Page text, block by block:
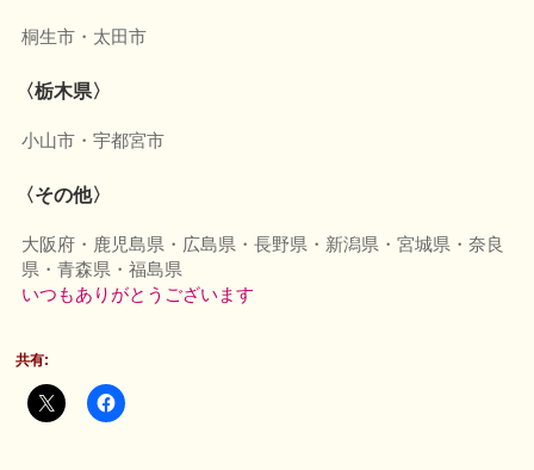
桐生市・太田市
〈栃木県〉
小山市・宇都宮市
〈その他〉
大阪府・鹿児島県・広島県・長野県・新潟県・宮城県・奈良
県・青森県・福島県
いつもありがとうございます
共有: